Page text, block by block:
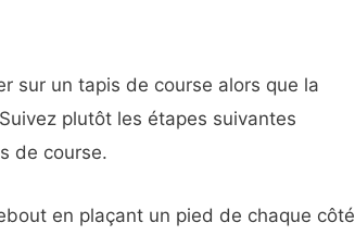
sur un tapis de course alors que la
plutôt les étapes suivantes
de course.
en plaçant un pied de chaque côté